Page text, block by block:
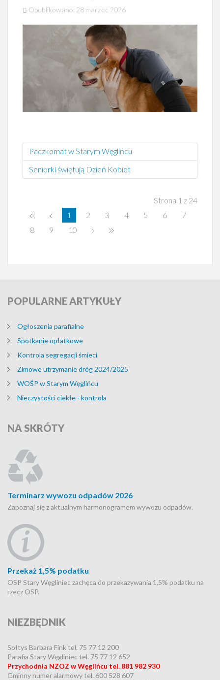
Opublikowano: 28 marzec 2026
Paczkomat w Starym Węglińcu
Seniorki świętują Dzień Kobiet
Strona 1 z 24
1
2 3 4 5 6
7
8
9 10
POPULARNEARTYKUŁY
Ogłoszenia parafialne
Spotkanie opłatkowe
Kontrola segregacji śmieci
Zimowe utrzymanie dróg 2024/2025
WOŚP w Starym Węglińcu
Nieczystości ciekłe - kontrola
NA SKRÓTY
Terminarz wywozu odpadów 2026
Zapoznaj się z aktualnym harmonogramem wywozu odpadów.
Przekaż 1,5% podatku
OSP Stary Węgliniec zachęca do przekazywania 1,5% podatku na
rzecz OSP.
NIEZBĘDNIK
Sołtys Barbara Fink tel. 75 77 12 200
Parafia Stary Węgliniec tel. 75 77 12 652
Przychodnia NZOZ w Węglińcu tel. 881 982 930
Gminny numer alarmowy tel. 600 528 607